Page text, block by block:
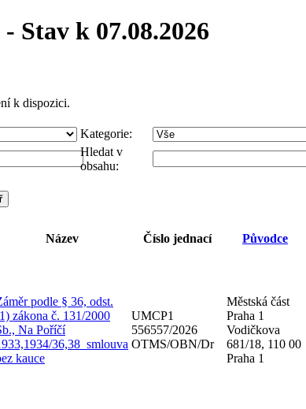
Stav k 07.08.2026
k dispozici.
Kategorie:
Hledat v
obsahu:
Název Číslo jednací Původce
podle § 36, odst.
zákona č. 131/2000
Na Poříčí
36,38_smlouva
kauce
UMCP1
556557/2026
OTMS/OBN/Dr
Městská část
Praha 1
Vodičkova
681/18, 110 00
Praha 1